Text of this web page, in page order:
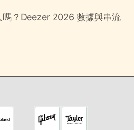
嗎？Deezer 2026 數據與串流